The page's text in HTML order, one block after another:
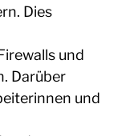
Dies
und
Darüber
und